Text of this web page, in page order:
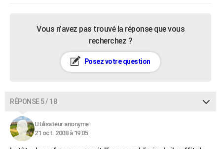
Vous n’avez pas trouvé la réponse que vous
recherchez ?
Posez votre question
RÉPONSE 5 / 18
Utilisateur anonyme
21 oct. 2008 à 19:05